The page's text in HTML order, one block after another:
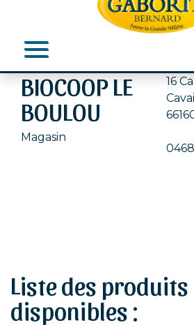
BIOCOOP LE
BOULOU
Magasin
16
Liste des produits
disponibles :